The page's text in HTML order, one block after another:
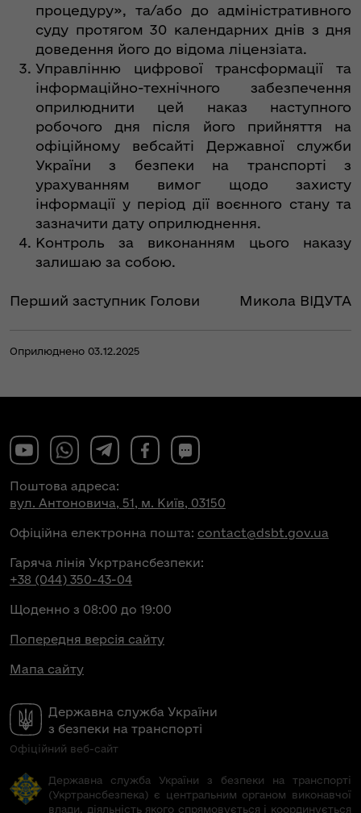
процедуру», та/або до адміністративного
суду протягом 30 календарних днів з дня
доведення його до відома ліцензіата.
Управлінню цифрової трансформації та
інформаційно-технічного забезпечення
оприлюднити цей наказ наступного
робочого дня після його прийняття на
офіційному вебсайті Державної служби
України з безпеки на транспорті з
урахуванням вимог щодо захисту
інформації у період дії воєнного стану та
зазначити дату оприлюднення.
Контроль за виконанням цього наказу
залишаю за собою.
Перший заступник Голови Микола ВІДУТА
Оприлюднено 03.12.2025
Державна служба України
з безпеки на транспорті
Офіційний веб-сайт
Поштова адреса:
вул. Антоновича, 51, м. Київ, 03150
Офіційна електронна пошта: contact@dsbt.gov.ua
Гаряча лінія Укртрансбезпеки:
+38 (044) 350-43-04
Щоденно з 08:00 до 19:00
Попередня версія сайту
Мапа сайту
Державна служба України з безпеки на транспорті
(Укртрансбезпека) є центральним органом виконавчої
влади, діяльність якого спрямовується і координується